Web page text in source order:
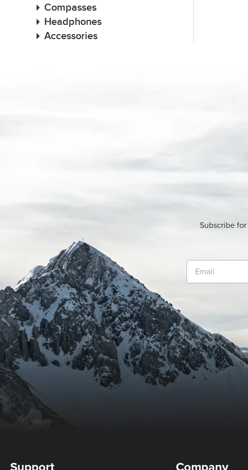
Compasses
Headphones
Accessories
Subscribe
Support Company